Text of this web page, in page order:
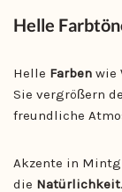
Helle
Helle Farben wie
Sie vergrößern
freundliche
Akzente in
die Natürlichkeit